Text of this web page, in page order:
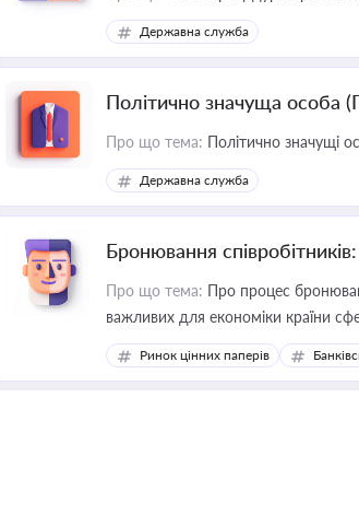
Державна служба
Політично значуща особа
Про що тема: Політично значущі
Державна служба
Бронювання
Про що тема: Про процес
важливих для економіки країни
Ринок цінних паперів